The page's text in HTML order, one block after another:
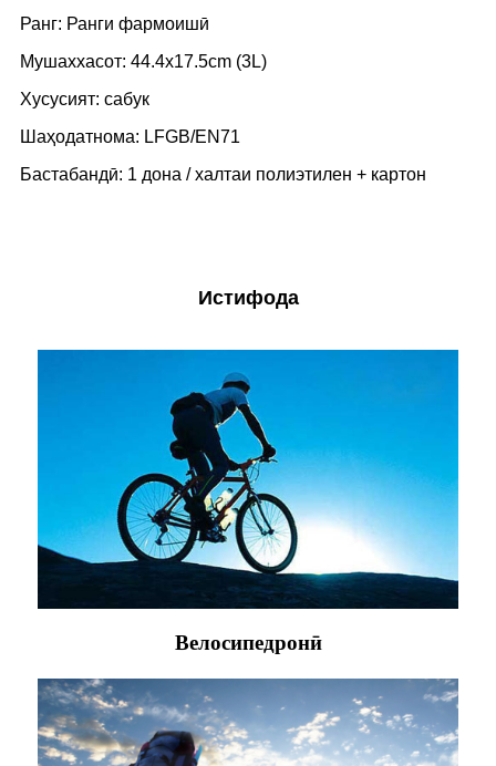
Ранг: Ранги фармоишӣ
Мушаххасот: 44.4x17.5cm (3L)
Хусусият: сабук
Шаҳодатнома: LFGB/EN71
Бастабандӣ: 1 дона / халтаи полиэтилен + картон
Истифода
Велосипедронӣ